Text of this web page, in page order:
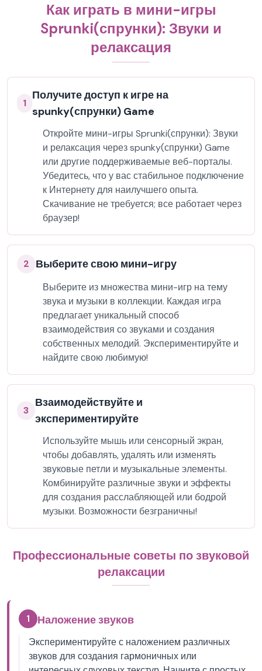
Как играть в мини-игры
Sprunki(спрунки): Звуки и
релаксация
1
Получите доступ к игре на
spunky(спрунки) Game
Откройте мини-игры Sprunki(спрунки): Звуки
и релаксация через spunky(спрунки) Game
или другие поддерживаемые веб-порталы.
Убедитесь, что у вас стабильное подключение
к Интернету для наилучшего опыта.
Скачивание не требуется; все работает через
браузер!
2 Выберите свою мини-игру
Выберите из множества мини-игр на тему
звука и музыки в коллекции. Каждая игра
предлагает уникальный способ
взаимодействия со звуками и создания
собственных мелодий. Экспериментируйте и
найдите свою любимую!
3
Взаимодействуйте и
экспериментируйте
Используйте мышь или сенсорный экран,
чтобы добавлять, удалять или изменять
звуковые петли и музыкальные элементы.
Комбинируйте различные звуки и эффекты
для создания расслабляющей или бодрой
музыки. Возможности безграничны!
Профессиональные советы по звуковой
релаксации
1 Наложение звуков
Экспериментируйте с наложением различных
звуков для создания гармоничных или